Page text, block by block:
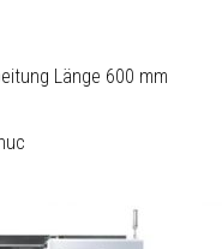
Länge 600 mm